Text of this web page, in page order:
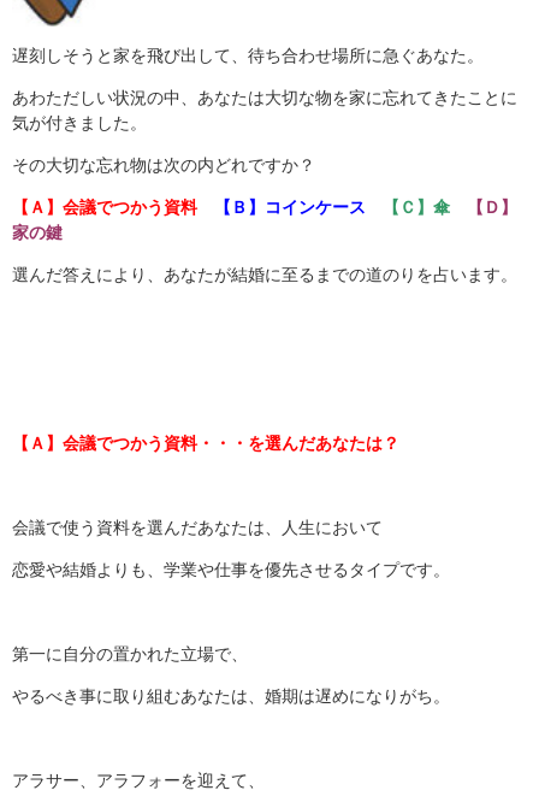
遅刻しそうと家を飛び出して、待ち合わせ場所に急ぐあなた。
あわただしい状況の中、あなたは大切な物を家に忘れてきたことに
気が付きました。
その大切な忘れ物は次の内どれですか？
【Ａ】会議でつかう資料 【Ｂ】コインケース 【Ｃ】傘
【Ｄ】
家の鍵
選んだ答えにより、あなたが結婚に至るまでの道のりを占います。
【Ａ】会議でつかう資料・・・を選んだあなたは？
会議で使う資料を選んだあなたは、人生において
恋愛や結婚よりも、学業や仕事を優先させるタイプです。
第一に自分の置かれた立場で、
やるべき事に取り組むあなたは、婚期は遅めになりがち。
アラサー、アラフォーを迎えて、